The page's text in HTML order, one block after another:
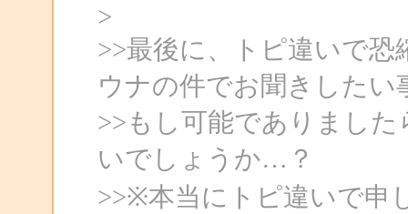
>
>>最後に、トピ違いで
ウナの件でお聞きしたい
>>もし可能でありまし
いでしょうか…？
>>※本当にトピ違いで申